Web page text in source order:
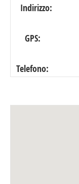
Indirizzo:
GPS:
Telefono: